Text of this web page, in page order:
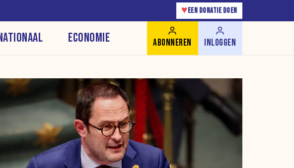
♥ EEN DONATIE DOEN
ECONOMIE ABONNEREN INLOGGEN